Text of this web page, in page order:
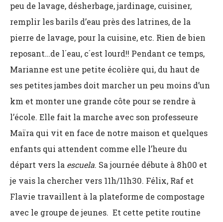
peu de lavage, désherbage, jardinage, cuisiner,
remplir les barils d’eau près des latrines, de la
pierre de lavage, pour la cuisine, etc. Rien de bien
reposant…de l´eau, c´est lourd!! Pendant ce temps,
Marianne est une petite écolière qui, du haut de
ses petites jambes doit marcher un peu moins d’un
km et monter une grande côte pour se rendre à
l’école. Elle fait la marche avec son professeure
Maïra qui vit en face de notre maison et quelques
enfants qui attendent comme elle l’heure du
départ vers la escuela. Sa journée débute à 8h00 et
je vais la chercher vers 11h/11h30. Félix, Raf et
Flavie travaillent à la plateforme de compostage
avec le groupe de jeunes. Et cette petite routine